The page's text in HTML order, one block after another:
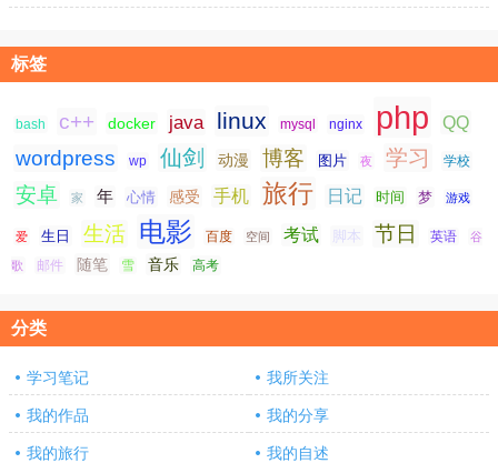
标签
bash c++ docker java linux mysql nginx php QQ
wordpress wp 仙剑 动漫 博客 图片 夜 学习 学校
安卓 家 年 心情 感受 手机 旅行 日记 时间 梦 游戏
爱 生日 生活 电影 百度 空间 考试 脚本 节日 英语 谷
歌 邮件 随笔 雪 音乐 高考
分类
学习笔记 我所关注
我的作品 我的分享
我的旅行 我的自述